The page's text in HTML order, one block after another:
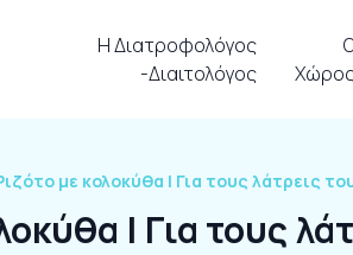
Η Διατροφολόγος
-Διαιτολόγος
με κολοκύθα | Για τους λάτρεις
| Για τους